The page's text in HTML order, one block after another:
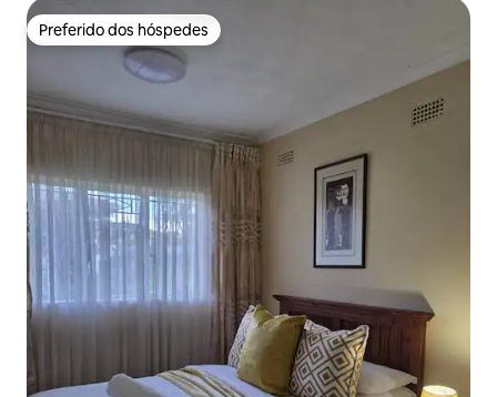
Preferido dos hóspedes
Preferido dos hóspedes